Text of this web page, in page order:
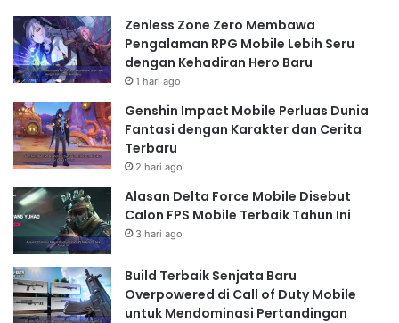
Zenless Zone Zero Membawa
Pengalaman RPG Mobile Lebih Seru
dengan Kehadiran Hero Baru
1 hari ago
Genshin Impact Mobile Perluas Dunia
Fantasi dengan Karakter dan Cerita
Terbaru
2 hari ago
Alasan Delta Force Mobile Disebut
Calon FPS Mobile Terbaik Tahun Ini
3 hari ago
Build Terbaik Senjata Baru
Overpowered di Call of Duty Mobile
untuk Mendominasi Pertandingan